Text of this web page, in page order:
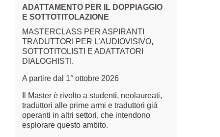
ADATTAMENTO PER IL DOPPIAGGIO
E SOTTOTITOLAZIONE
MASTERCLASS PER ASPIRANTI
TRADUTTORI PER L’AUDIOVISIVO,
SOTTOTITOLISTI E ADATTATORI
DIALOGHISTI.
A partire dal 1° ottobre 2026
Il Master è rivolto a studenti, neolaureati,
traduttori alle prime armi e traduttori già
operanti in altri settori, che intendono
esplorare questo ambito.